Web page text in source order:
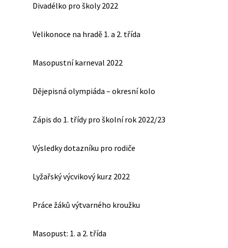
Divadélko pro školy 2022
Velikonoce na hradě 1. a 2. třída
Masopustní karneval 2022
Dějepisná olympiáda – okresní kolo
Zápis do 1. třídy pro školní rok 2022/23
Výsledky dotazníku pro rodiče
Lyžařský výcvikový kurz 2022
Práce žáků výtvarného kroužku
Masopust: 1. a 2. třída